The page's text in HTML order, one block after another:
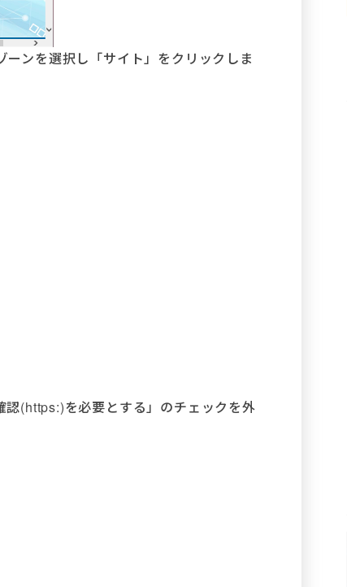
ンを選択し「サイト」をクリックしま
(https:)を必要とする」のチェックを外